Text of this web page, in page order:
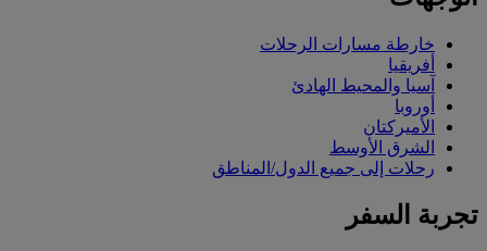
خارطة مسارات الرحلات
أفريقيا
آسيا والمحيط الهادئ
أوروبا
الأميركتان
الشرق الأوسط
رحلات إلى جميع الدول/المناطق
تجربة السفر